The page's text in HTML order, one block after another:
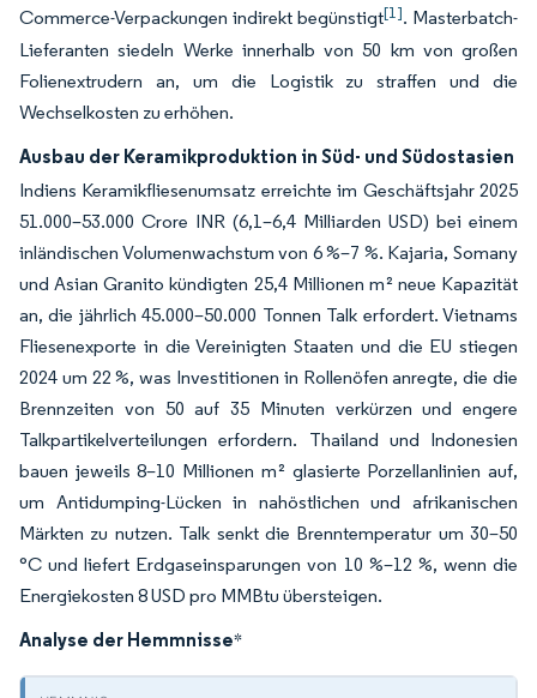
Commerce-Verpackungen indirekt begünstigt[1]. Masterbatch-
Lieferanten siedeln Werke innerhalb von 50 km von großen
Folienextrudern an, um die Logistik zu straffen und die
Wechselkosten zu erhöhen.
Ausbau der Keramikproduktion in Süd- und Südostasien
Indiens Keramikfliesenumsatz erreichte im Geschäftsjahr 2025
51.000–53.000 Crore INR (6,1–6,4 Milliarden USD) bei einem
inländischen Volumenwachstum von 6 %–7 %. Kajaria, Somany
und Asian Granito kündigten 25,4 Millionen m² neue Kapazität
an, die jährlich 45.000–50.000 Tonnen Talk erfordert. Vietnams
Fliesenexporte in die Vereinigten Staaten und die EU stiegen
2024 um 22 %, was Investitionen in Rollenöfen anregte, die die
Brennzeiten von 50 auf 35 Minuten verkürzen und engere
Talkpartikelverteilungen erfordern. Thailand und Indonesien
bauen jeweils 8–10 Millionen m² glasierte Porzellanlinien auf,
um Antidumping-Lücken in nahöstlichen und afrikanischen
Märkten zu nutzen. Talk senkt die Brenntemperatur um 30–50
°C und liefert Erdgaseinsparungen von 10 %–12 %, wenn die
Energiekosten 8 USD pro MMBtu übersteigen.
Analyse der Hemmnisse*